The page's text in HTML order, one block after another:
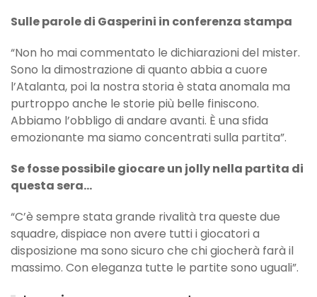
Sulle parole di Gasperini in conferenza stampa
“Non ho mai commentato le dichiarazioni del mister.
Sono la dimostrazione di quanto abbia a cuore
l’Atalanta, poi la nostra storia è stata anomala ma
purtroppo anche le storie più belle finiscono.
Abbiamo l’obbligo di andare avanti. È una sfida
emozionante ma siamo concentrati sulla partita”.
Se fosse possibile giocare un jolly nella partita di
questa sera…
“C’è sempre stata grande rivalità tra queste due
squadre, dispiace non avere tutti i giocatori a
disposizione ma sono sicuro che chi giocherà farà il
massimo. Con eleganza tutte le partite sono uguali”.